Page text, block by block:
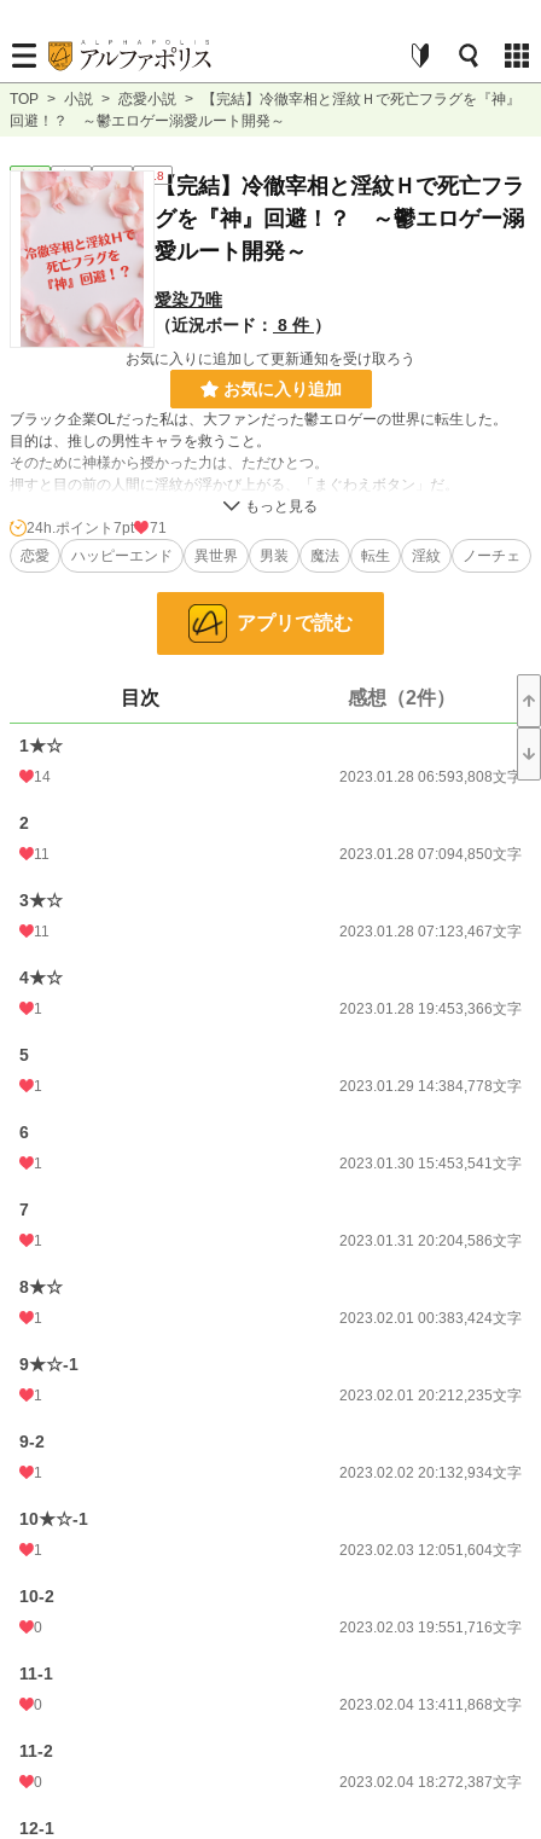
TOP > 小説 > 恋愛小説 >
【完結】冷徹宰相と淫紋Ｈで死亡フラグを『神』
回避！？ ～鬱エロゲー溺愛ルート開発～
恋愛 完結 長編 R18【完結】冷徹宰相と淫紋Ｈで死亡フラ
グを『神』回避！？ ～鬱エロゲー溺
愛ルート開発～
愛染乃唯
（近況ボード： 8 件 ）
お気に入りに追加して更新通知を受け取ろう
お気に入り追加
ブラック企業OLだった私は、大ファンだった鬱エロゲーの世界に転生した。
目的は、推しの男性キャラを救うこと。
そのために神様から授かった力は、ただひとつ。
押すと目の前の人間に淫紋が浮かび上がる、「まぐわえボタン」だ。
禁欲的な冷徹宰相ヴィンセントに淫紋をつけ、ボタンの力で彼を死の運命から救
うのだ！
そんなこんなで、異世界転生主人公がボタンを押しながら死亡フラグを回避して
いくのだけれど……というお話です。舞台となる宮廷の治安は最低、主人公の中
身は二十代後半で外側は十九歳です。
恋愛小説大賞に参加中ですので、気に入ったら投票よろしくお願いします。
R18シーン☆
暴力シーン★
お気に入り
24h.ポイント
文字数
更新日時
初回公開日時
初回完結日時
24h.ポイント 7pt
71
恋愛
ハッピーエンド 異世界 男装 魔法 転生 淫紋 ノーチェ
アプリで読む
目次 感想（2件）
1★☆
14 2023.01.28 06:593,808文字
2
11 2023.01.28 07:094,850文字
3★☆
11 2023.01.28 07:123,467文字
4★☆
1 2023.01.28 19:453,366文字
5
1 2023.01.29 14:384,778文字
6
1 2023.01.30 15:453,541文字
7
1 2023.01.31 20:204,586文字
8★☆
1 2023.02.01 00:383,424文字
9★☆-1
1 2023.02.01 20:212,235文字
9-2
1 2023.02.02 20:132,934文字
10★☆-1
1 2023.02.03 12:051,604文字
10-2
0 2023.02.03 19:551,716文字
11-1
0 2023.02.04 13:411,868文字
11-2
0 2023.02.04 18:272,387文字
12-1